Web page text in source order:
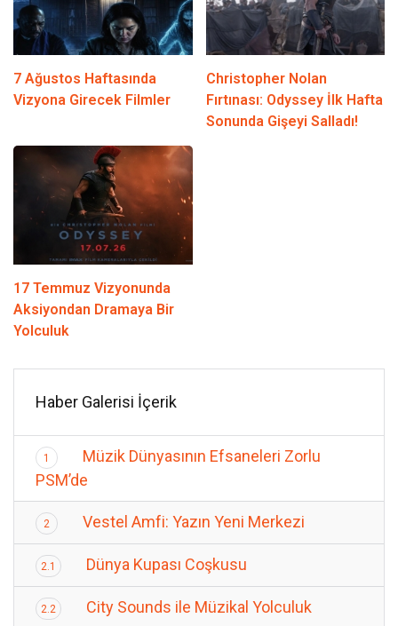
7 Ağustos Haftasında
Vizyona Girecek Filmler
Christopher Nolan
Fırtınası: Odyssey İlk Hafta
Sonunda Gişeyi Salladı!
17 Temmuz Vizyonunda
Aksiyondan Dramaya Bir
Yolculuk
Haber Galerisi İçerik
1
Müzik Dünyasının Efsaneleri Zorlu
PSM’de
2 Vestel Amfi: Yazın Yeni Merkezi
2.1 Dünya Kupası Coşkusu
2.2 City Sounds ile Müzikal Yolculuk